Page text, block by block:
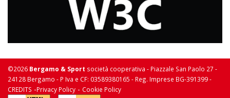
©2026 Bergamo & Sport società cooperativa - Piazzale San Paolo 27 -
24128 Bergamo - P Iva e CF: 03589380165 - Reg. Imprese BG-391399 -
CREDITS -Privacy Policy - Cookie Policy